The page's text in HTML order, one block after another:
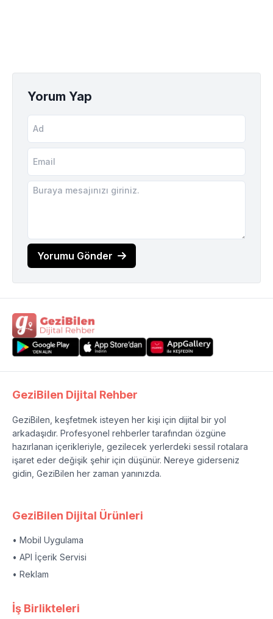
Yorum Yap
Yorumu Gönder
GeziBilen Dijital Rehber
GeziBilen, keşfetmek isteyen her kişi için dijital bir yol
arkadaşıdır. Profesyonel rehberler tarafından özgüne
hazırlanan içerikleriyle, gezilecek yerlerdeki sessil rotalara
işaret eder değişik şehir için düşünür. Nereye giderseniz
gidin, GeziBilen her zaman yanınızda.
GeziBilen Dijital Ürünleri
• Mobil Uygulama
• API İçerik Servisi
• Reklam
İş Birlikteleri